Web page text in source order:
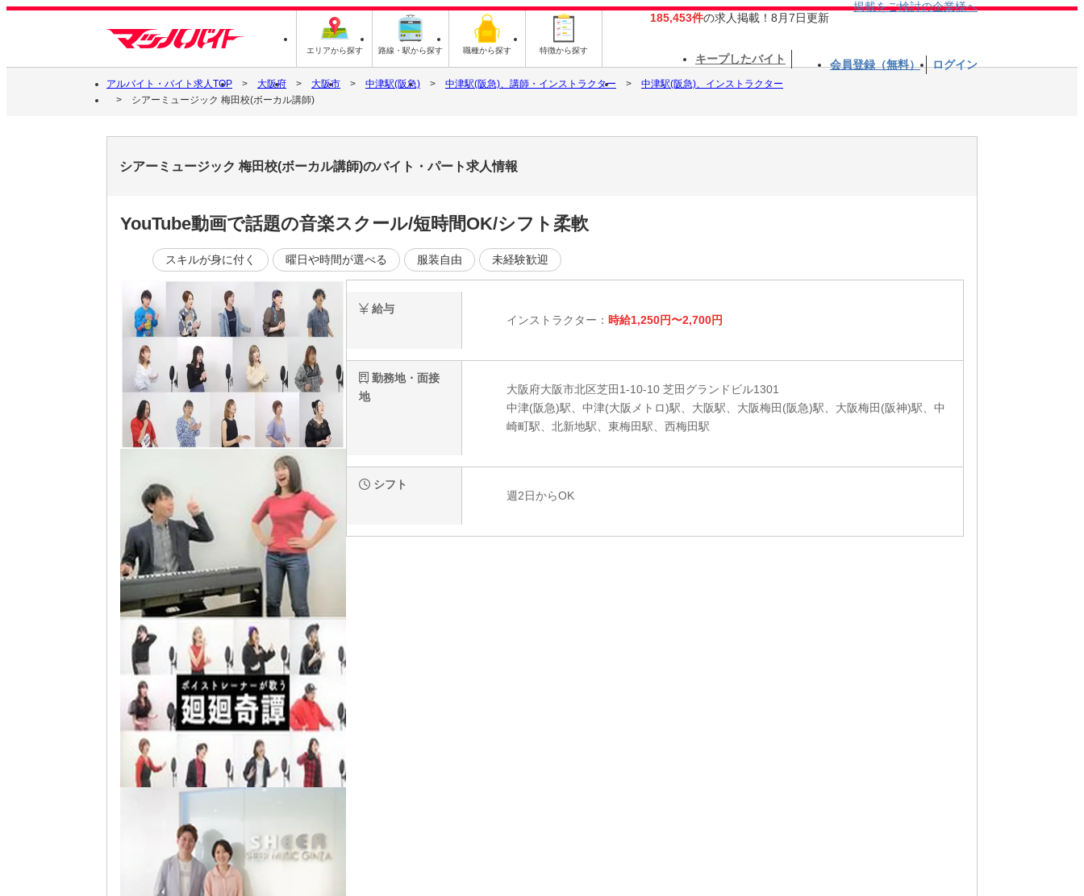
エリアから探す 路線・駅から探す 職種から探す 特徴から探す
185,453件の求人掲載！8月7日更新
掲載をご検討の企業様へ
キープしたバイト 会員登録（無料） ログイン
アルバイト・バイト求人TOP 大阪府 大阪市 中津駅(阪急) 中津駅(阪急)、講師・インストラクター
中津駅(阪急)、インストラクター
シアーミュージック 梅田校(ボーカル講師)
シアーミュージック 梅田校(ボーカル講師)のバイト・パート求人情報
YouTube動画で話題の音楽スクール/短時間OK/シフト柔軟
スキルが身に付く 曜日や時間が選べる 服装自由 未経験歓迎
給与
インストラクター： 時給1,250円〜2,700円
勤務地・面接
地
大阪府大阪市北区芝田1-10-10 芝田グランドビル1301
中津(阪急)駅、中津(大阪メトロ)駅、大阪駅、大阪梅田(阪急)駅、大阪梅田(阪神)駅、中
崎町駅、北新地駅、東梅田駅、西梅田駅
シフト
週2日からOK